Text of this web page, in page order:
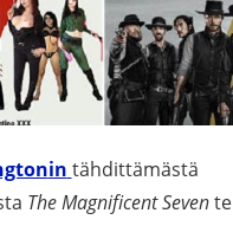
in tähdittämästä
The Magnificent Seven